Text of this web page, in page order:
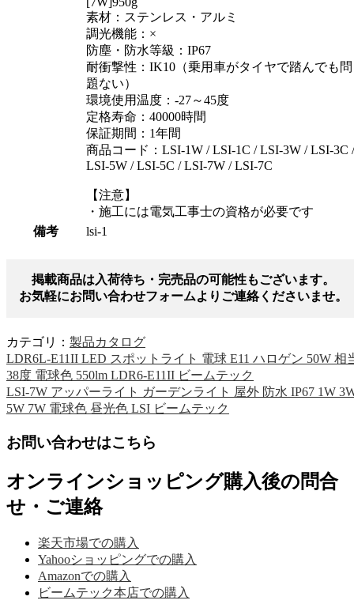
素材：ステンレス・アルミ
調光機能：×
防塵・防水等級：IP67
耐衝撃性：IK10（乗用車がタイヤで踏んでも問
題ない）
環境使用温度：-27～45度
定格寿命：40000時間
保証期間：1年間
商品コード：LSI-1W / LSI-1C / LSI-3W / LSI-3C /
LSI-5W / LSI-5C / LSI-7W / LSI-7C
【注意】
・施工には電気工事士の資格が必要です
備考
lsi-1
掲載商品は入荷待ち・完売品の可能性もございます。
お気軽にお問い合わせフォームよりご連絡くださいませ。
カテゴリ： 製品カタログ
LDR6L-E11II LED スポットライト 電球 E11 ハロゲン 50W 相
38度 電球色 550lm LDR6-E11II ビームテック
LSI-7W アッパーライト ガーデンライト 屋外 防水 IP67 1W
5W 7W 電球色 昼光色 LSI ビームテック
お問い合わせはこちら
オンラインショッピング購入後の問合
せ・ご連絡
楽天市場での購入
Yahooショッピングでの購入
Amazonでの購入
ビームテック本店での購入